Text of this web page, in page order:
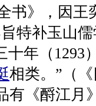
书》，因王
特补玉山
十年（1293
相类。”（
有《酹江月